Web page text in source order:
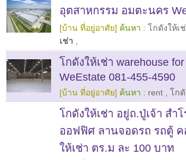
อุตสาหกรรม อมตะนคร
[บ้าน ที่อยู่อาศัย] ค้นหา : โกดังให้เ
เช่า
โกดังให้เช่า warehouse
WeEstate 081-455-4590
[บ้าน ที่อยู่อาศัย] ค้นหา : rent โกดั
โกดังให้เช่า อยู่ถ.ปู่เจ้า ส
ออฟฟิศ ลานจอดรถ รถตู้ ค
ให้เช่า ตร.ม ละ 100 บาท